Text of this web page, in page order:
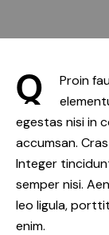
Q
Proin
egestas nisi in
accumsan.
Integer
semper nisi.
leo ligula,
enim.